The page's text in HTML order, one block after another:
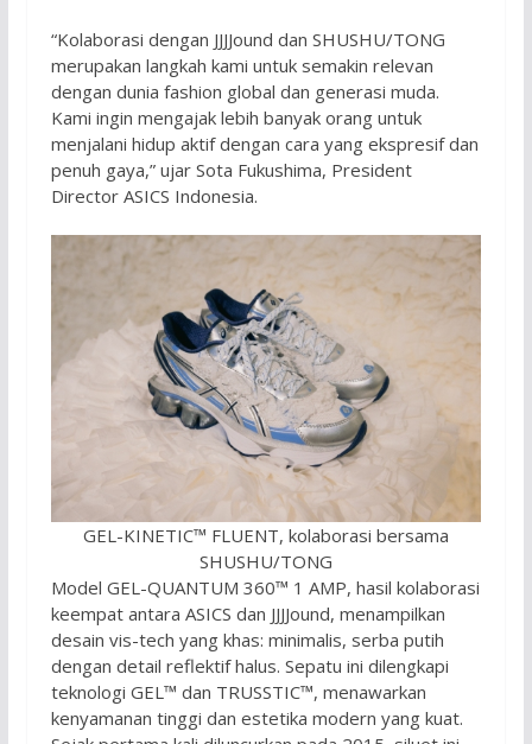
“Kolaborasi dengan JJJJound dan SHUSHU/TONG
merupakan langkah kami untuk semakin relevan
dengan dunia fashion global dan generasi muda.
Kami ingin mengajak lebih banyak orang untuk
menjalani hidup aktif dengan cara yang ekspresif dan
penuh gaya,” ujar Sota Fukushima, President
Director ASICS Indonesia.
GEL-KINETIC™ FLUENT, kolaborasi bersama
SHUSHU/TONG
Model GEL-QUANTUM 360™ 1 AMP, hasil kolaborasi
keempat antara ASICS dan JJJJound, menampilkan
desain vis-tech yang khas: minimalis, serba putih
dengan detail reflektif halus. Sepatu ini dilengkapi
teknologi GEL™ dan TRUSSTIC™, menawarkan
kenyamanan tinggi dan estetika modern yang kuat.